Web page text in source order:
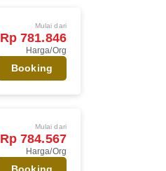
Mulai dari
Rp 781.846
Harga/Org
Booking
Mulai dari
Rp 784.567
Harga/Org